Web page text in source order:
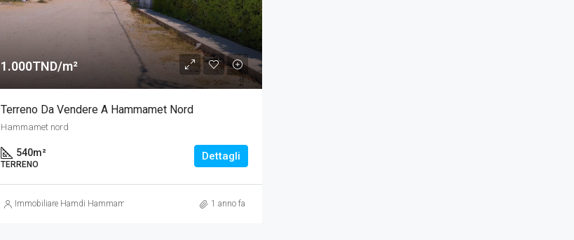
1.000TND/m²
Terreno Da Vendere A Hammamet Nord
Hammamet nord
540m²
TERRENO
Dettagli
Immobiliare Hamdi Hammamet 1 anno fa